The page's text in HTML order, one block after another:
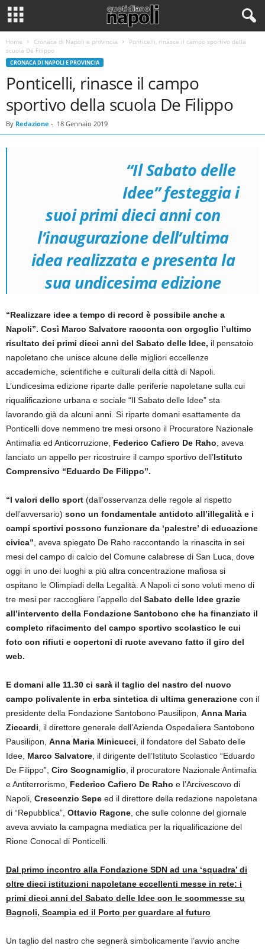
Home Cronaca di Napoli e provincia
Ponticelli, rinasce il campo sportivo della
scuola De Filippo
CRONACA DI NAPOLI E PROVINCIA
Ponticelli, rinasce il campo
sportivo della scuola De Filippo
By Redazione - 18 Gennaio 2019
“Il Sabato delle
Idee” festeggia i
suoi primi dieci annicon
l’inaugurazione dell’ultima
idea realizzata epresenta la
sua undicesima edizione
“Realizzare idee a tempo di record è possibile anche a
Napoli”. Così Marco Salvatore racconta con orgoglio l’ultimo
risultato dei primi dieci anni del Sabato delle Idee, il pensatoio
napoletano che unisce alcune delle migliori eccellenze
accademiche, scientifiche e culturali della città di Napoli.
L’undicesima edizione riparte dalle periferie napoletane sulla cui
riqualificazione urbana e sociale “Il Sabato delle Idee” sta
lavorando già da alcuni anni. Si riparte domani esattamente da
Ponticelli dove nemmeno tre mesi orsono il Procuratore Nazionale
Antimafia ed Anticorruzione, Federico Cafiero De Raho , aveva
lanciato un appello per ricostruire il campo sportivo dell’Istituto
Comprensivo “Eduardo De Filippo”.
“I valori dello sport (dall’osservanza delle regole al rispetto
dell’avversario) sono un fondamentale antidoto all’illegalità e i
campi sportivi possono funzionare da ‘palestre’ di educazione
civica” , aveva spiegato De Raho raccontando la rinascita in sei
mesi del campo di calcio del Comune calabrese di San Luca, dove
oggi in uno dei luoghi a più altra concentrazione mafiosa si
ospitano le Olimpiadi della Legalità. A Napoli ci sono voluti meno di
tre mesi per raccogliere l’appello del Sabato delle Idee grazie
all’intervento della Fondazione Santobono che ha finanziato il
completo rifacimento del campo sportivo scolastico le cui
foto con rifiuti e copertoni di ruote avevano fatto il giro del
web.
E domani alle 11.30 ci sarà il taglio del nastro del nuovo
campo polivalente in erba sintetica di ultima generazione con il
presidente della Fondazione Santobono Pausilipon, Anna Maria
Ziccardi , il direttore generale dell’Azienda Ospedaliera Santobono
Pausilipon, Anna Maria Minicucci , il fondatore del Sabato delle
Idee, Marco Salvatore , il dirigente dell’Istituto Scolastico “Eduardo
De Filippo”, Ciro Scognamiglio , il procuratore Nazionale Antimafia
e Antiterrorismo, Federico Cafiero De Raho e l’Arcivescovo di
Napoli, Crescenzio Sepe ed il direttore della redazione napoletana
di “Repubblica”, Ottavio Ragone , che sulle colonne del giornale
aveva avviato la campagna mediatica per la riqualificazione del
Rione Conocal di Ponticelli.
Dal primo incontro alla Fondazione SDN ad una ‘squadra’ di
oltre dieci istituzioni napoletane eccellenti messe in rete: i
primi dieci anni del Sabato delle Idee con le scommesse su
Bagnoli, Scampia ed il Porto per guardare al futuro
Un taglio del nastro che segnerà simbolicamente l’avvio anche